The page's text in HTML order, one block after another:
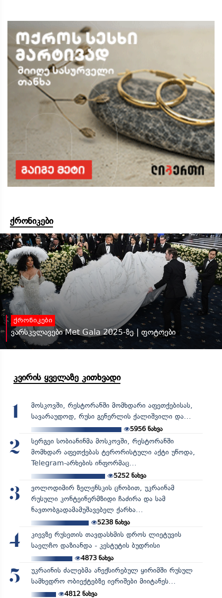
ქრონიკები
ქრონიკები
ვარსკვლავები Met Gala 2025-ზე | ფოტოები
კვირის ყველაზე კითხვადი
1
მოსკოვში, რესტორანში მომხდარი აფეთქებისას,
სავარაუდოდ, რუსი გენერლის ქალიშვილი და...
5956ნახვა
2
სერგეი სობიანინმა მოსკოვში, რესტორანში
მომხდარ აფეთქებას ტერორისტული აქტი უწოდა,
Telegram-არხების ინფორმაც...
5252ნახვა
3
ვოლოდიმირ ზელენსკის ცნობით, უკრაინამ
რუსული კონტეინერმზიდი ჩაძირა და სამ
ნავთობგადამამუშავებელ ქარხა...
5238ნახვა
4
კიევზე რუსეთის თავდასხმის დროს ლიეტუვის
საელჩო დაზიანდა - კესტუტის ბუდრისი
4873ნახვა
5
უკრაინის ძალებმა ანექსირებულ ყირიმში რუსულ
სამხედრო ობიექტებზე იერიშები მიიტანეს...
4812ნახვა